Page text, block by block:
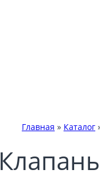
Главная » Каталог